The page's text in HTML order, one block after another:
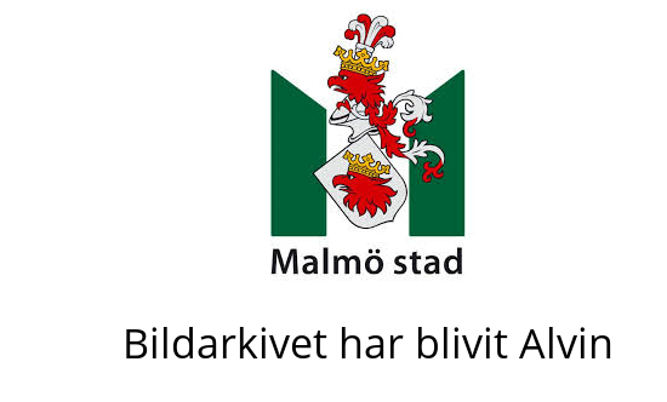
Bildarkivet har blivit Alvin